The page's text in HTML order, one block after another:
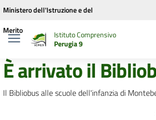
Vai ai contenuti
Vai al menu di navigazione
Vai al footer
Ministero dell'Istruzione e del
Merito
Istituto Comprensivo
Perugia 9
È arrivato il
Il Bibliobus alle scuole dell'infanzia di